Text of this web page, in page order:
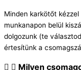
Minden karkötőt
munkanapon belül
dolgozunk (te
értesítünk a
Milyen